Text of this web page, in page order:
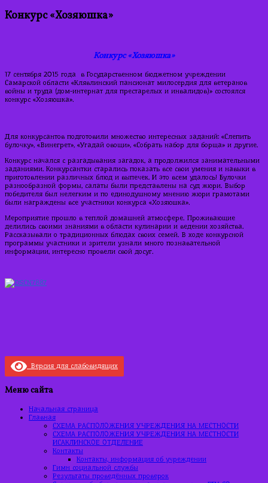
Конкурс «Хозяюшка»
Конкурс «Хозяюшка»
17 сентября 2015 года в Государственном бюджетном учреждении
Самарской области «Клявлинский пансионат милосердия для ветеранов
войны и труда (дом-интернат для престарелых и инвалидов)» состоялся
конкурс «Хозяюшка».
Для конкурсантов подготовили множество интересных заданий: «Слепить
булочку», «Винегрет», «Угадай овощи», «Собрать набор для борща» и другие.
Конкурс начался с разгадывания загадок, а продолжился занимательными
заданиями. Конкурсантки старались показать все свои умения и навыки в
приготовлении различных блюд и выпечек. И это всем удалось! Булочки
разнообразной формы, салаты были представлены на суд жюри. Выбор
победителя был нелегким и по единодушному мнению жюри грамотами
были награждены все участники конкурса «Хозяюшка».
Мероприятие прошло в теплой домашней атмосфере. Проживающие
делились своими знаниями в области кулинарии и ведении хозяйства.
Рассказывали о традиционных блюдах своих семей. В ходе конкурсной
программы участники и зрители узнали много познавательной
информации, интересно провели свой досуг.
Версия для слабовидящих
Меню сайта
Начальная страница
Главная
СХЕМА РАСПОЛОЖЕНИЯ УЧРЕЖДЕНИЯ НА МЕСТНОСТИ
СХЕМА РАСПОЛОЖЕНИЯ УЧРЕЖДЕНИЯ НА МЕСТНОСТИ
ИСАКЛИНСКОЕ ОТДЕЛЕНИЕ
Контакты
Контакты, информация об учреждении
Гимн социальной службы
Результаты проведённых проверок